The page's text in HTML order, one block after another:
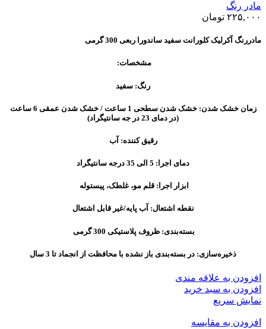
مادر رنگ
۲۲۵,۰۰۰ تومان
مادررنگ آکرلیک کلورانت سفید ساندورا ربعی 300 گرمی
مشخصات:
رنگ: سفید
زمان خشک شدن: خشک شدن سطحی 1 ساعت / خشک شدن عمقی 6 ساعت
(در دمای 23 در جه سانتیگراد)
رقیق کننده: آب
دمای اجرا: 5 الی 35 درجه سانتیگراد
ابزار اجرا: قلم مو، غلطک، پیستوله
نقطه اشتعال: آب پایه/غیر قابل اشتعال
بسته‌بندی: ظروف پلاستیکی 300 گرمی
ذخیره‌سازی: در بسته‌بندی باز نشده با محافظت از انجماد تا 3 سال
افزودن به علاقه مندی
افزودن به سبد خرید
نمایش سریع
افزودن به مقایسه